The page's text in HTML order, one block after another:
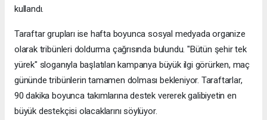
kullandı.
Taraftar grupları ise hafta boyunca sosyal medyada organize
olarak tribünleri doldurma çağrısında bulundu. "Bütün şehir tek
yürek" sloganıyla başlatılan kampanya büyük ilgi görürken, maç
gününde tribünlerin tamamen dolması bekleniyor. Taraftarlar,
90 dakika boyunca takımlarına destek vererek galibiyetin en
büyük destekçisi olacaklarını söylüyor.